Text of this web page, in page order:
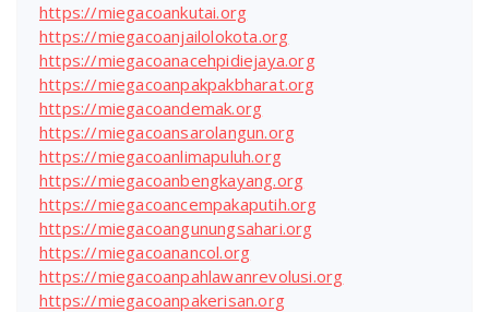
https://miegacoankutai.org
https://miegacoanjailolokota.org
https://miegacoanacehpidiejaya.org
https://miegacoanpakpakbharat.org
https://miegacoandemak.org
https://miegacoansarolangun.org
https://miegacoanlimapuluh.org
https://miegacoanbengkayang.org
https://miegacoancempakaputih.org
https://miegacoangunungsahari.org
https://miegacoanancol.org
https://miegacoanpahlawanrevolusi.org
https://miegacoanpakerisan.org